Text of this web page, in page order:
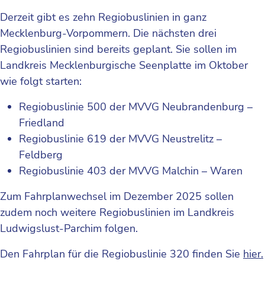
Derzeit gibt es zehn Regiobuslinien in ganz
Mecklenburg-Vorpommern. Die nächsten drei
Regiobuslinien sind bereits geplant. Sie sollen im
Landkreis Mecklenburgische Seenplatte im Oktober
wie folgt starten:
Regiobuslinie 500 der MVVG Neubrandenburg –
Friedland
Regiobuslinie 619 der MVVG Neustrelitz –
Feldberg
Regiobuslinie 403 der MVVG Malchin – Waren
Zum Fahrplanwechsel im Dezember 2025 sollen
zudem noch weitere Regiobuslinien im Landkreis
Ludwigslust-Parchim folgen.
Den Fahrplan für die Regiobuslinie 320 finden Sie hier.